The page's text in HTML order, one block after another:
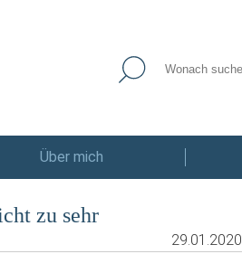
Über mich
zu sehr
29.01.2020